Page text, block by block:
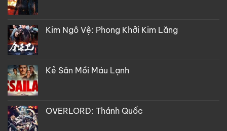
Kim Ngô Vệ: Phong Khởi Kim Lăng
Kẻ Săn Mồi Máu Lạnh
OVERLORD: Thánh Quốc